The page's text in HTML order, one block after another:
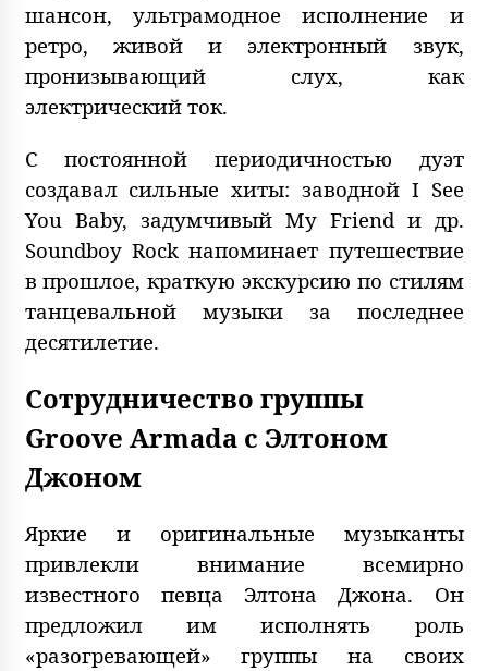
шансон, ультрамодное исполнение и
ретро, живой и электронный звук,
пронизывающий слух, как
электрический ток.
С постоянной периодичностью дуэт
создавал сильные хиты: заводной I See
You Baby, задумчивый My Friend и др.
Soundboy Rock напоминает путешествие
в прошлое, краткую экскурсию по стилям
танцевальной музыки за последнее
десятилетие.
Сотрудничество группы
Groove Armada с Элтоном
Джоном
Яркие и оригинальные музыканты
привлекли внимание всемирно
известного певца Элтона Джона. Он
предложил им исполнять роль
«разогревающей» группы на своих